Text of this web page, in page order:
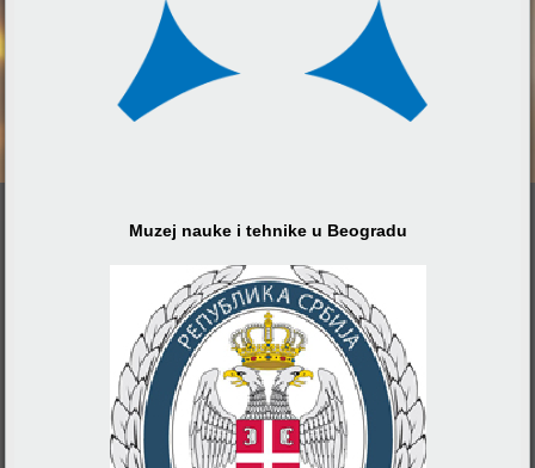
Muzej nauke i tehnike u Beogradu